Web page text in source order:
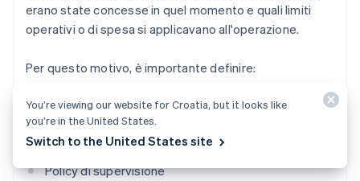
erano state concesse in quel momento e quali limiti
operativi o di spesa si applicavano all'operazione.
Per questo motivo, è importante definire:
Limiti di spesa
Regole di approvazione
Policy di supervisione
You’re viewing our website for Croatia, but it looks like
you’re in the United States.
Switch to the United States site